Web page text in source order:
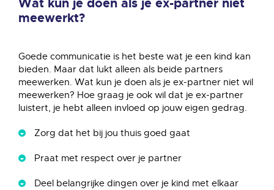
Wat kun je doen als je ex-partner niet
meewerkt?
Goede communicatie is het beste wat je een kind kan
bieden. Maar dat lukt alleen als beide partners
meewerken. Wat kun je doen als je ex-partner niet wil
meewerken? Hoe graag je ook wil dat je ex-partner
luistert, je hebt alleen invloed op jouw eigen gedrag.
Zorg dat het bij jou thuis goed gaat
Praat met respect over je partner
Deel belangrijke dingen over je kind met elkaar